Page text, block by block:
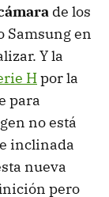
de los
Samsung en
Y la
Hpor la
para
no está
inclinada
nueva
pero